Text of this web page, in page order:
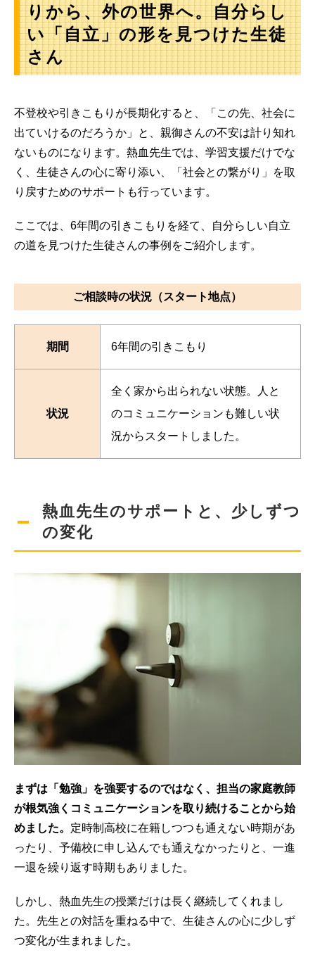
りから、外の世界へ。自分らし
い「自立」の形を見つけた生徒
さん
不登校や引きこもりが長期化すると、「この先、社会に
出ていけるのだろうか」と、親御さんの不安は計り知れ
ないものになります。熱血先生では、学習支援だけでな
く、生徒さんの心に寄り添い、「社会との繋がり」を取
り戻すためのサポートも行っています。
ここでは、6年間の引きこもりを経て、自分らしい自立
の道を見つけた生徒さんの事例をご紹介します。
ご相談時の状況（スタート地点）
期間 6年間の引きこもり
状況
全く家から出られない状態。人と
のコミュニケーションも難しい状
況からスタートしました。
熱血先生のサポートと、少しずつ
の変化
まずは「勉強」を強要するのではなく、担当の家庭教師
が根気強くコミュニケーションを取り続けることから始
めました。 定時制高校に在籍しつつも通えない時期があ
ったり、予備校に申し込んでも通えなかったりと、一進
一退を繰り返す時期もありました。
しかし、熱血先生の授業だけは長く継続してくれまし
た。先生との対話を重ねる中で、生徒さんの心に少しず
つ変化が生まれました。